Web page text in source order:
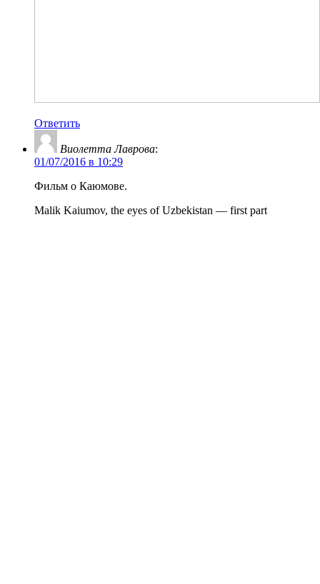
Ответить
Виолетта Лаврова:
01/07/2016 в 10:29
Фильм о Каюмове.
Malik Kaiumov, the eyes of Uzbekistan — first part